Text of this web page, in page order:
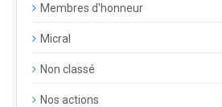
Membres d'honneur
Micral
Non classé
Nos actions